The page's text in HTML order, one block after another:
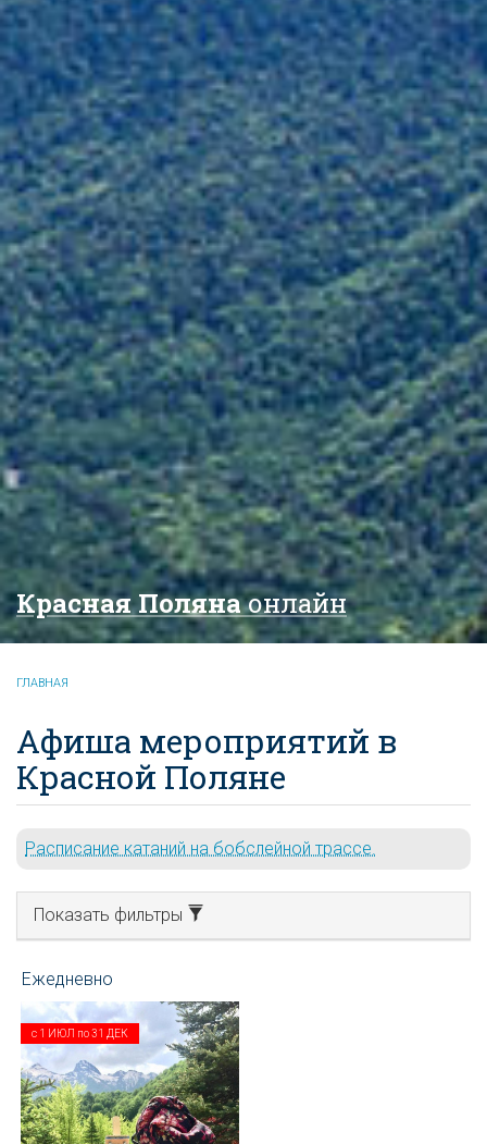
Красная Полянаонлайн
ГЛАВНАЯ
Афиша мероприятий в
Красной Поляне
Расписание катаний на бобслейной трассе.
Показать фильтры
с 1 ИЮЛ по31 ДЕК